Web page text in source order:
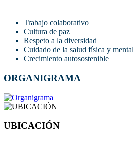
Trabajo colaborativo
Cultura de paz
Respeto a la diversidad
Cuidado de la salud física y mental
Crecimiento autosostenible
ORGANIGRAMA
UBICACIÓN